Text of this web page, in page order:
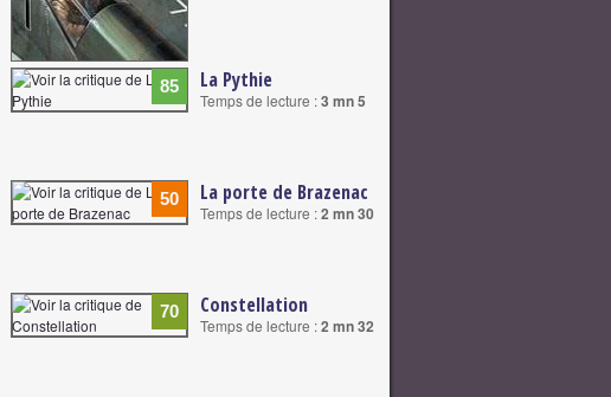
85 La Pythie
Temps de lecture :3 mn 5
50 La porte de Brazenac
Temps de lecture :2 mn 30
70 Constellation
Temps de lecture :2 mn 32